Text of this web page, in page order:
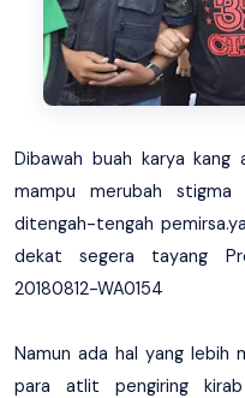
Dibawah buah karya
mampu merubah
ditengah-tengah
dekat segera tayang
20180812-WA0154
Namun ada hal yang lebih
para atlit pengiring